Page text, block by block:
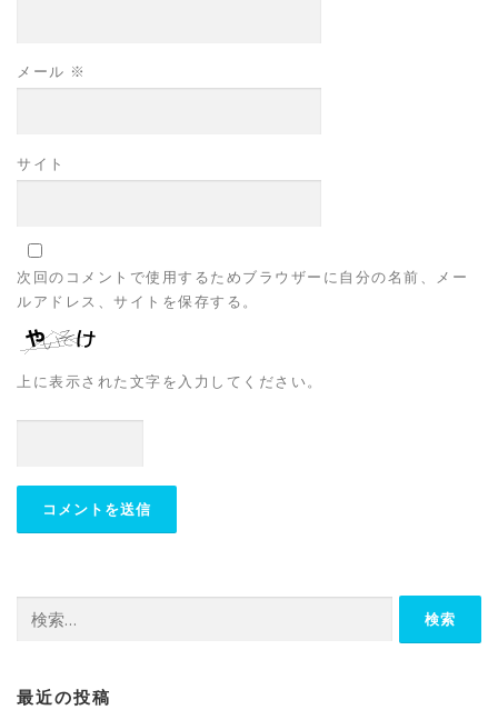
メール ※
サイト
次回のコメントで使用するためブラウザーに自分の名前、メー
ルアドレス、サイトを保存する。
上に表示された文字を入力してください。
最近の投稿